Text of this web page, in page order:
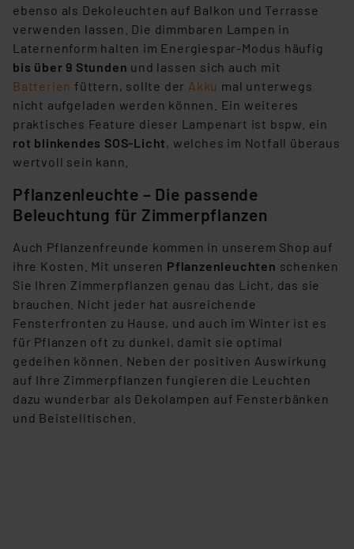
ebenso als Dekoleuchten auf Balkon und Terrasse
verwenden lassen. Die dimmbaren Lampen in
Laternenform halten im Energiespar-Modus häufig
bis über 9 Stunden und lassen sich auch mit
Batterien füttern, sollte der Akku mal unterwegs
nicht aufgeladen werden können. Ein weiteres
praktisches Feature dieser Lampenart ist bspw. ein
rot blinkendes SOS-Licht, welches im Notfall überaus
wertvoll sein kann.
Pflanzenleuchte – Die passende
Beleuchtung für Zimmerpflanzen
Auch Pflanzenfreunde kommen in unserem Shop auf
ihre Kosten. Mit unseren Pflanzenleuchten schenken
Sie Ihren Zimmerpflanzen genau das Licht, das sie
brauchen. Nicht jeder hat ausreichende
Fensterfronten zu Hause, und auch im Winter ist es
für Pflanzen oft zu dunkel, damit sie optimal
gedeihen können. Neben der positiven Auswirkung
auf Ihre Zimmerpflanzen fungieren die Leuchten
dazu wunderbar als Dekolampen auf Fensterbänken
und Beistelltischen.